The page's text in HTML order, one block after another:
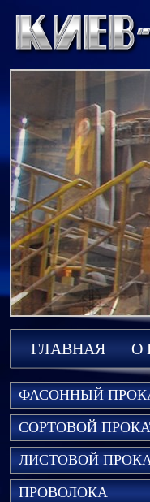
ГЛАВНАЯ О
ФАСОННЫЙ
СОРТОВОЙ
ЛИСТОВОЙ
ПРОВОЛОКА